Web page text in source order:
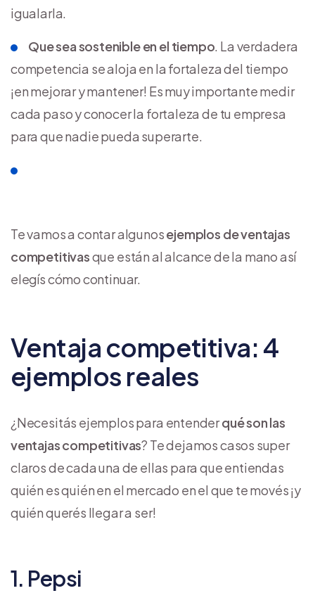
igualarla.
Que sea sostenible en el tiempo. La verdadera
competencia se aloja en la fortaleza del tiempo
¡en mejorar y mantener! Es muy importante medir
cada paso y conocer la fortaleza de tu empresa
para que nadie pueda superarte.
Te vamos a contar algunosejemplos de ventajas
competitivasque están al alcance de la mano así
elegís cómo continuar.
Ventaja competitiva: 4
ejemplos reales
¿Necesitás ejemplos para entenderqué son las
ventajas competitivas? Te dejamos casos super
claros de cada una de ellas para que entiendas
quién es quién en el mercado en el que te movés ¡y
quién querés llegar a ser!
1. Pepsi